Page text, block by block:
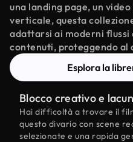
una landing page, un
verticale, questa
adattarsi ai moderni flussi
contenuti, proteggendo al
Esplora la
Blocco creativo e
Hai difficoltà a trovare il
questo divario con scene
selezionate e una rapida